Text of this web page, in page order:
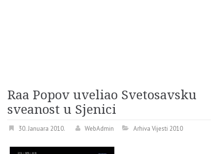
Raa Popov uveliao Svetosavsku
sveanost u Sjenici
30. Januara 2010. WebAdmin Arhiva Vijesti 2010